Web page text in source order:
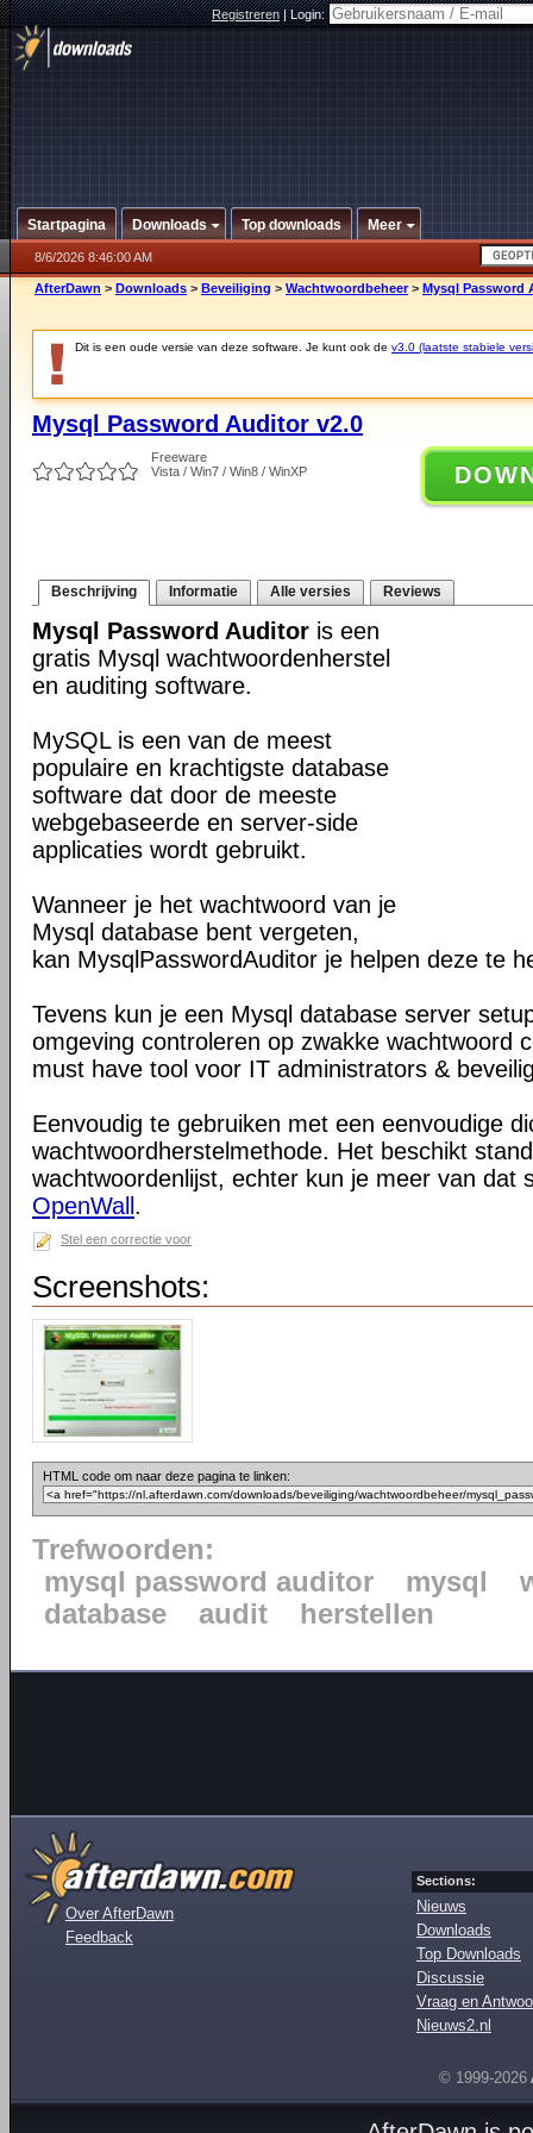
Registreren|Login:
Startpagina Downloads Top downloads Meer
8/6/2026 8:46:00 AM
AfterDawn > Downloads > Beveiliging > Wachtwoordbeheer > Mysql Password
Dit is een oude versie van deze software. Je kunt ook de v3.0 (laatste stabiele
Mysql Password Auditor v2.0
Freeware
Vista / Win7 / Win8 / WinXP
Beschrijving Informatie Alle versies Reviews
Mysql Password Auditor is een
gratis Mysql wachtwoordenherstel
en auditing software.
MySQL is een van de meest
populaire en krachtigste database
software dat door de meeste
webgebaseerde en server-side
applicaties wordt gebruikt.
Wanneer je het wachtwoord van je
Mysql database bent vergeten,
kan MysqlPasswordAuditor je helpen deze te
Tevens kun je een Mysql database server
omgeving controleren op zwakke wachtwoord
must have tool voor IT administrators &
Eenvoudig te gebruiken met een eenvoudige
wachtwoordherstelmethode. Het beschikt
wachtwoordenlijst, echter kun je meer van dat
OpenWall .
Stel een correctie voor
Screenshots:
HTML code om naar deze pagina te linken:
Trefwoorden:
mysql password auditor
mysql
database
audit herstellen
Over AfterDawn
Feedback
Sections:
Nieuws
Downloads
Top Downloads
Discussie
Vraag en
Nieuws2.nl
© 1999-2026